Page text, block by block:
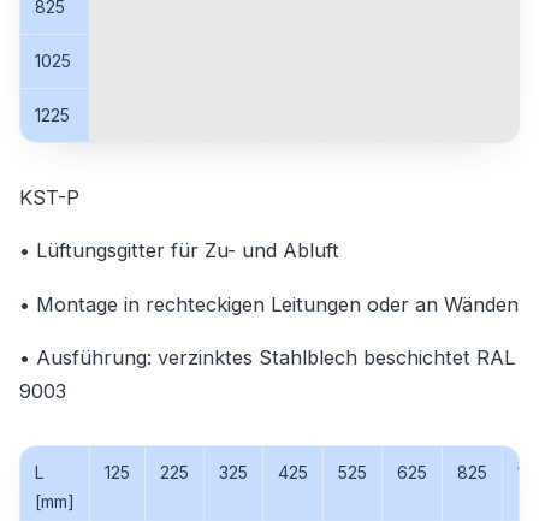
825
1025
1225
KST-P
• Lüftungsgitter für Zu- und Abluft
• Montage in rechteckigen Leitungen oder an Wänden
• Ausführung: verzinktes Stahlblech beschichtet RAL
9003
L
[mm]
125 225 325 425 525 625 825